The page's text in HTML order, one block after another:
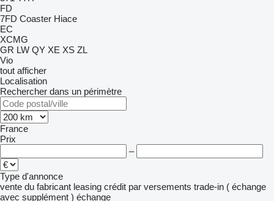
FD
7FD Coaster Hiace
EC
XCMG
GR LW QY XE XS ZL
Vio
tout afficher
Localisation
Rechercher dans un périmètre
France
Prix
–
Type d'annonce
vente du fabricant leasing crédit par versements trade-in ( échange
avec supplément ) échange